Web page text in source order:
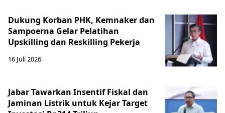
Dukung Korban PHK, Kemnaker dan
Sampoerna Gelar Pelatihan
Upskilling dan Reskilling Pekerja
16 Juli 2026
Jabar Tawarkan Insentif Fiskal dan
Jaminan Listrik untuk Kejar Target